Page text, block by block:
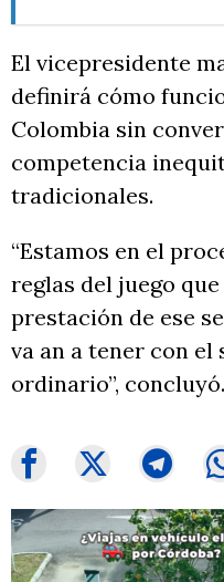
El vicepresidente
definirá cómo
Colombia sin
competencia
tradicionales.
“Estamos en el
reglas del juego
prestación de ese
va an a tener con
ordinario”, concluyó.